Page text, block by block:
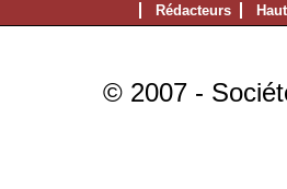
Rédacteurs
© 2007 -